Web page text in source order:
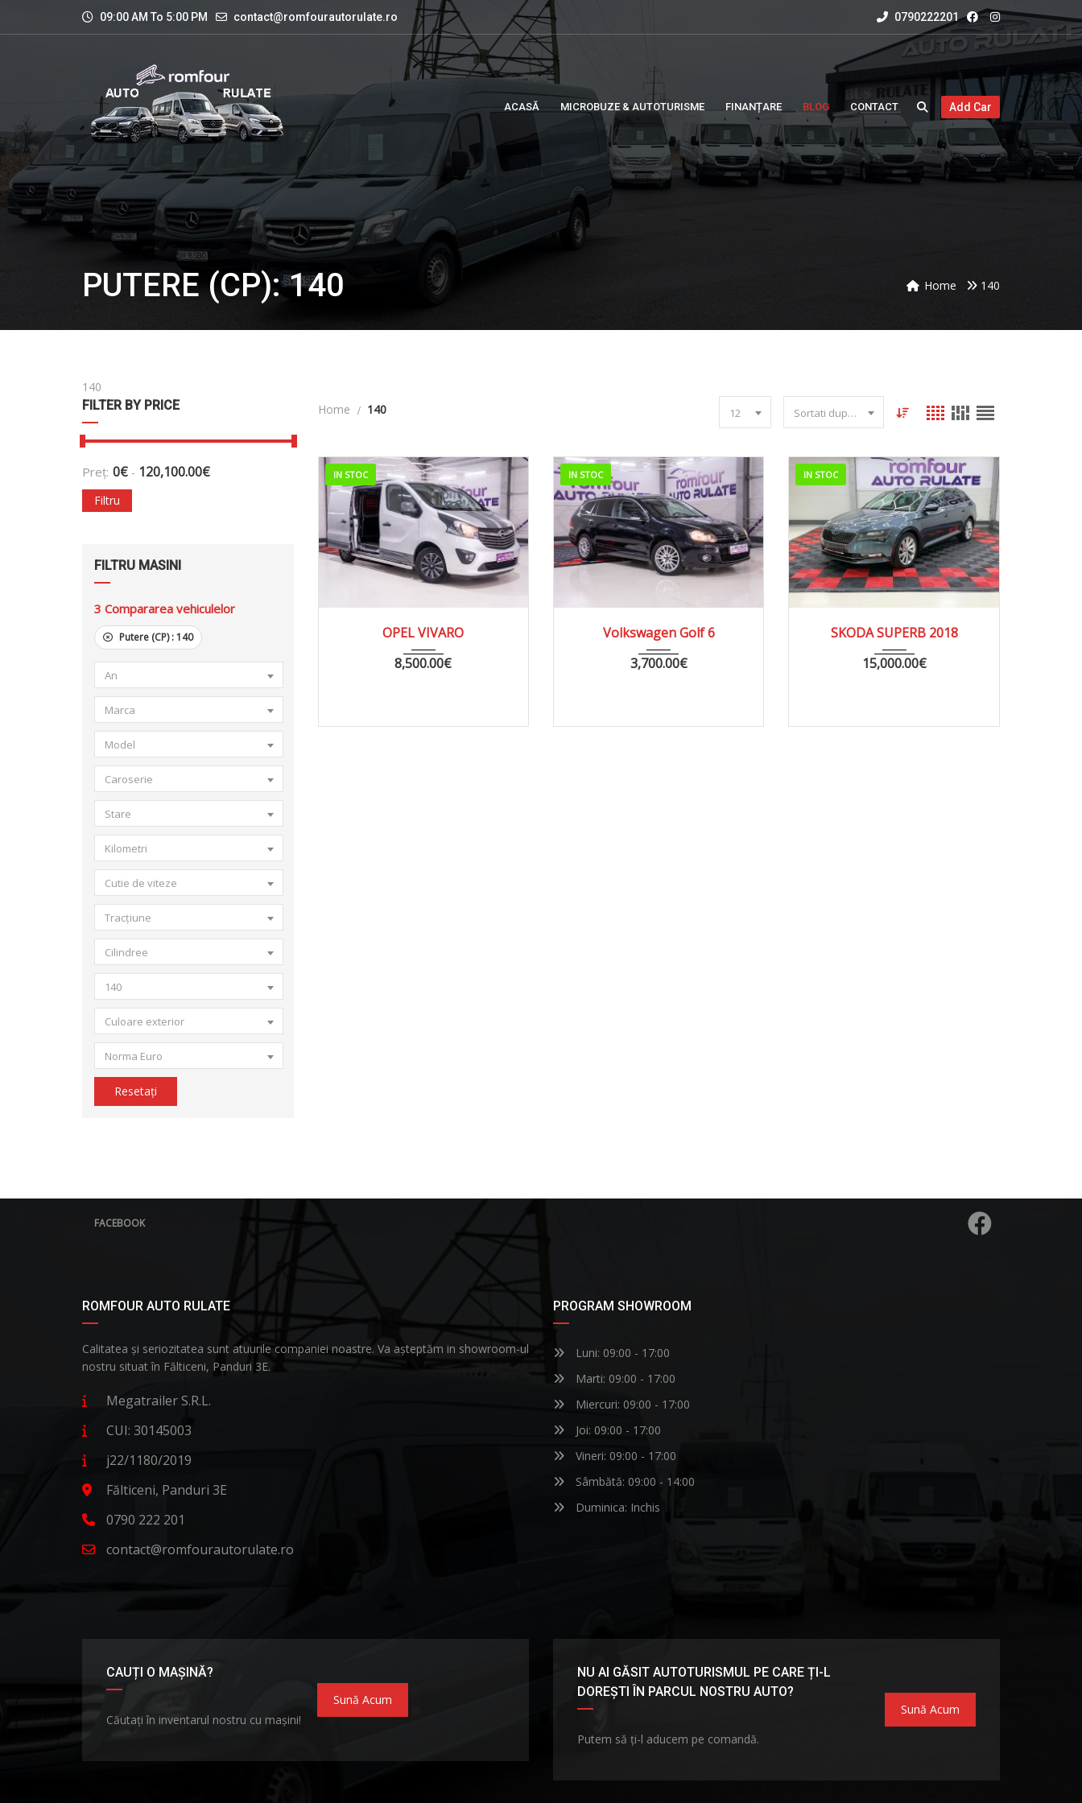
09:00 AM To 5:00 PM contact@romfourautorulate.ro 0790222201
ACASĂ MICROBUZE & AUTOTURISME FINANȚARE BLOG CONTACT Add Car
PUTERE (CP): 140 Home 140
140
FILTER BY PRICE
Preț: 0€ - 120,100.00€
Filtru
FILTRU MASINI
3 Compararea vehiculelor
Putere (CP) :140
An
Marca
Model
Caroserie
Stare
Kilometri
Cutie de viteze
Tracțiune
Cilindree
140
Culoare exterior
Norma Euro
Resetați
Home 140 12 Sortati dupa data
IN STOC
MANUA...
OPEL VIVARO
8,500.00€
IN STOC
2009 AUTOM... 266000
Volkswagen Golf 6
3,700.00€
IN STOC
2018 MANUA... 177826
SKODA SUPERB 2018
15,000.00€
FACEBOOK
ROMFOUR AUTO RULATE
Calitatea și seriozitatea sunt atuurile companiei noastre. Va așteptăm in showroom-ul
nostru situat în Fălticeni, Panduri 3E.
Megatrailer S.R.L.
CUI: 30145003
j22/1180/2019
Fălticeni, Panduri 3E
0790 222 201
contact@romfourautorulate.ro
PROGRAM SHOWROOM
Luni: 09:00 - 17:00
Marti: 09:00 - 17:00
Miercuri: 09:00 - 17:00
Joi: 09:00 - 17:00
Vineri: 09:00 - 17:00
Sâmbătă: 09:00 - 14:00
Duminica: Inchis
CAUȚI O MAȘINĂ?
Căutați în inventarul nostru cu mașini!
Sună Acum
NU AI GĂSIT AUTOTURISMUL PE CARE ȚI-L
DOREȘTI ÎN PARCUL NOSTRU AUTO?
Putem să ți-l aducem pe comandă.
Sună Acum